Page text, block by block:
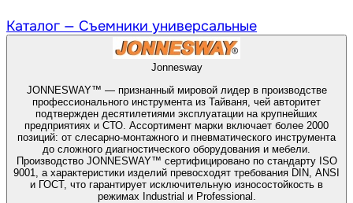
Каталог — Съемники универсальные
Jonnesway
JONNESWAY™ — признанный мировой лидер в производстве
профессионального инструмента из Тайваня, чей авторитет
подтвержден десятилетиями эксплуатации на крупнейших
предприятиях и СТО. Ассортимент марки включает более 2000
позиций: от слесарно-монтажного и пневматического инструмента
до сложного диагностического оборудования и мебели.
Производство JONNESWAY™ сертифицировано по стандарту ISO
9001, а характеристики изделий превосходят требования DIN, ANSI
и ГОСТ, что гарантирует исключительную износостойкость в
режимах Industrial и Professional.